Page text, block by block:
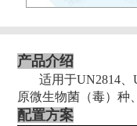
产品介绍
适用于UN2814、
原微生物菌（毒）种
配置方案